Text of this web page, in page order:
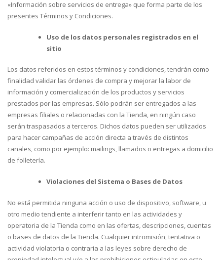
«Información sobre servicios de entrega» que forma parte de los
presentes Términos y Condiciones.
Uso de los datos personales registrados en el
sitio
Los datos referidos en estos términos y condiciones, tendrán como
finalidad validar las órdenes de compra y mejorar la labor de
información y comercialización de los productos y servicios
prestados por las empresas. Sólo podrán ser entregados a las
empresas filiales o relacionadas con la Tienda, en ningún caso
serán traspasados a terceros. Dichos datos pueden ser utilizados
para hacer campañas de acción directa a través de distintos
canales, como por ejemplo: mailings, llamados o entregas a domicilio
de folletería.
Violaciones del Sistema o Bases de Datos
No está permitida ninguna acción o uso de dispositivo, software, u
otro medio tendiente a interferir tanto en las actividades y
operatoria de la Tienda como en las ofertas, descripciones, cuentas
o bases de datos de la Tienda. Cualquier intromisión, tentativa o
actividad violatoria o contraria a las leyes sobre derecho de